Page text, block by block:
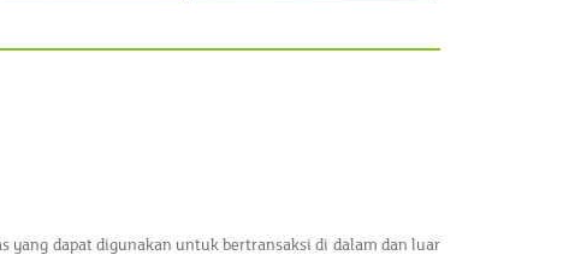
yang dapat digunakan untuk bertransaksi di dalam dan luar